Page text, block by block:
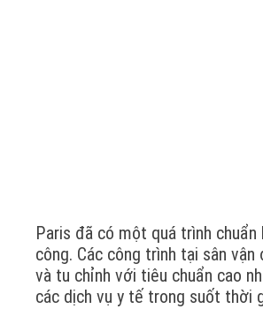
Paris đã có một quá trình
công. Các công trình tại sân
và tu chỉnh với tiêu chuẩn cao
các dịch vụ y tế trong suốt thời